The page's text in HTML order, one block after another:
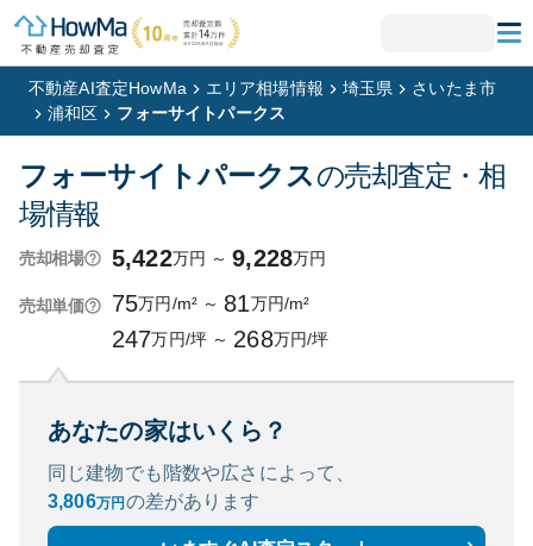
不動産AI査定HowMa エリア相場情報 埼玉県
さいたま市
浦和区
フォーサイトパークス
フォーサイトパークスの売却査定・相
場情報
売却相場 5,422万円 ～ 9,228万円
売却単価 75万円/m² ～ 81万円/m²
247万円/坪 ～ 268万円/坪
あなたの家はいくら？
同じ建物でも階数や広さによって、
3,806万円 の差があります